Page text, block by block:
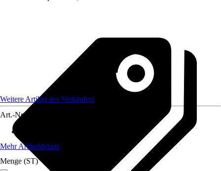
Weitere Artikel des Verkäufers
Art.-Nr.
Mehr Artikeldetails
Menge (ST)